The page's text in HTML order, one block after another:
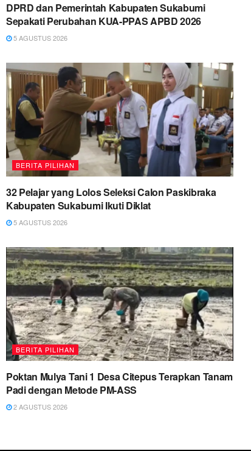
DPRD dan Pemerintah Kabupaten Sukabumi
Sepakati Perubahan KUA-PPAS APBD 2026
5 AGUSTUS 2026
BERITA PILIHAN
32 Pelajar yang Lolos Seleksi Calon Paskibraka
Kabupaten Sukabumi Ikuti Diklat
5 AGUSTUS 2026
BERITA PILIHAN
Poktan Mulya Tani 1 Desa Citepus Terapkan Tanam
Padi dengan Metode PM-ASS
2 AGUSTUS 2026